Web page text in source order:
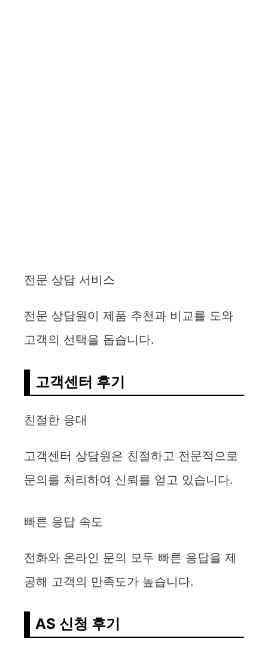
전문 상담 서비스
전문 상담원이 제품 추천과 비교를 도와
고객의 선택을 돕습니다.
고객센터 후기
친절한 응대
고객센터 상담원은 친절하고 전문적으로
문의를 처리하여 신뢰를 얻고 있습니다.
빠른 응답 속도
전화와 온라인 문의 모두 빠른 응답을 제
공해 고객의 만족도가 높습니다.
AS 신청 후기